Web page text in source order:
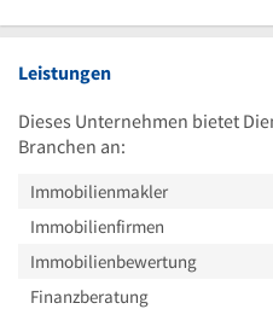
Leistungen
Dieses Unternehmen bietet
Branchen an:
Immobilienmakler
Immobilienfirmen
Immobilienbewertung
Finanzberatung